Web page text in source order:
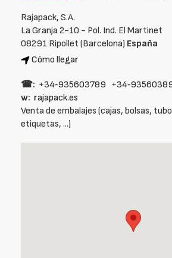
Rajapack, S.A.
La Granja 2-10 - Pol. Ind. El Martinet
08291 Ripollet (Barcelona) España
Cómo llegar
☎: +34‑935603789
w: rajapack.es
Venta de embalajes (cajas, bolsas,
etiquetas, ...)